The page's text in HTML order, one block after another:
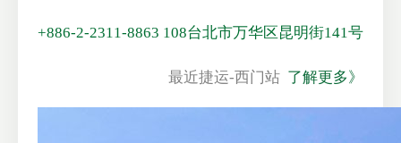
+886-2-2311-8863 108台北市万华区昆明街141号
最近捷运-西门站 了解更多》